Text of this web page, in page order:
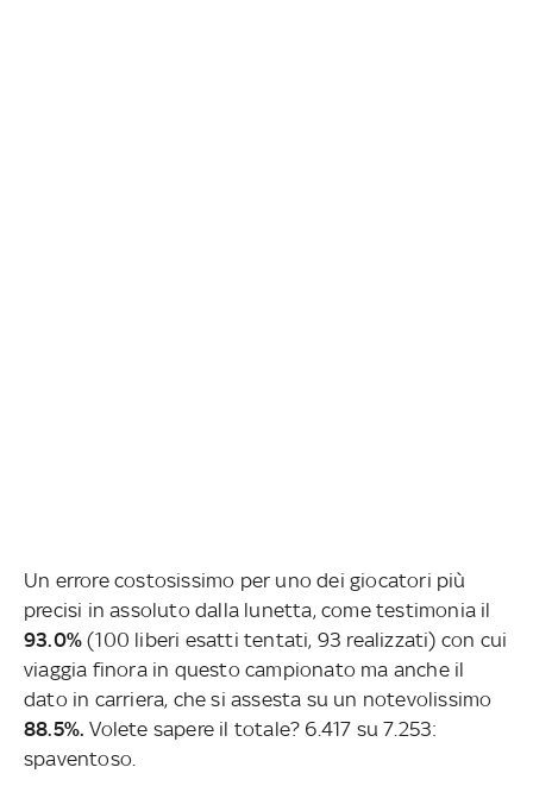
Un errore costosissimo per uno dei giocatori più
precisi in assoluto dalla lunetta, come testimonia il
93.0%(100 liberi esatti tentati, 93 realizzati) con cui
viaggia finora in questo campionato ma anche il
dato in carriera, che si assesta su un notevolissimo
88.5%.Volete sapere il totale? 6.417 su 7.253:
spaventoso.